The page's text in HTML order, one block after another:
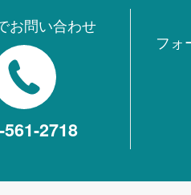
お問い合わせ
2718
フォ